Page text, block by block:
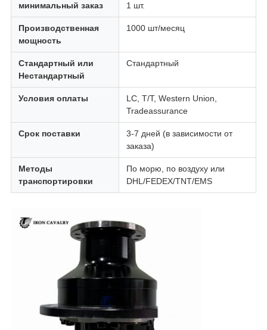
минимальный заказ 1 шт.
Производственная
мощность
1000 шт/месяц
Стандартный или
Нестандартный
Стандартный
Условия оплаты
LC, T/T, Western Union,
Tradeassurance
Срок поставки
3-7 дней (в зависимости от
заказа)
Методы
транспортировки
По морю, по воздуху или
DHL/FEDEX/TNT/EMS